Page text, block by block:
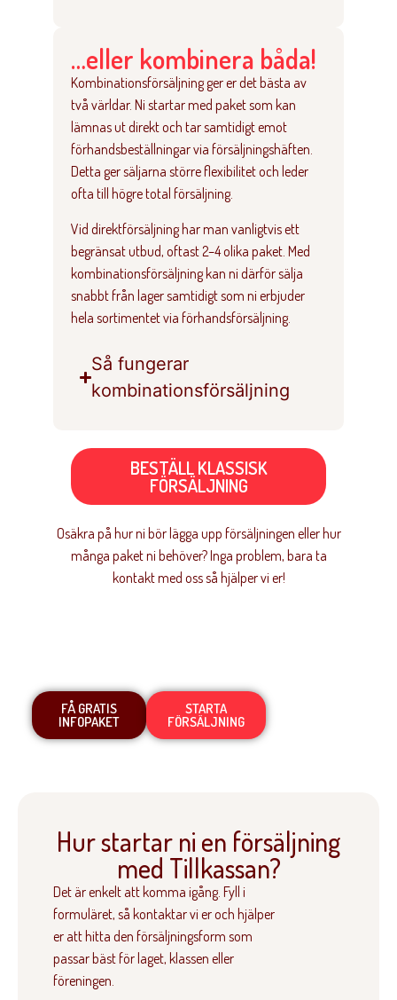
…eller kombinera båda!
Kombinationsförsäljning ger er det bästa av
två världar. Ni startar med paket som kan
lämnas ut direkt och tar samtidigt emot
förhandsbeställningar via försäljningshäften.
Detta ger säljarna större flexibilitet och leder
ofta till högre total försäljning.
Vid direktförsäljning har man vanligtvis ett
begränsat utbud, oftast 2–4 olika paket. Med
kombinationsförsäljning kan ni därför sälja
snabbt från lager samtidigt som ni erbjuder
hela sortimentet via förhandsförsäljning.
Så fungerar
kombinationsförsäljning
BESTÄLL KLASSISK
FÖRSÄLJNING
Osäkra på hur ni bör lägga upp försäljningen eller hur
många paket ni behöver? Inga problem, bara ta
kontakt med oss så hjälper vi er!
FÅ GRATIS
INFOPAKET
STARTA
FÖRSÄLJNING
Hur startar ni en försäljning
med Tillkassan?
Det är enkelt att komma igång. Fyll i
formuläret, så kontaktar vi er och hjälper
er att hitta den försäljningsform som
passar bäst för laget, klassen eller
föreningen.